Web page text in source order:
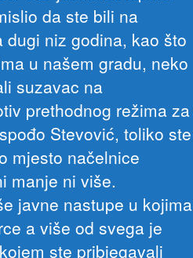
da ste bili na
niz godina, kao što
u našem gradu, neko
suzavac na
prethodnog režima za
Stevović, toliko ste
mjesto načelnice
manje ni više.
javne nastupe u kojima
a više od svega je
ste pribjegavali